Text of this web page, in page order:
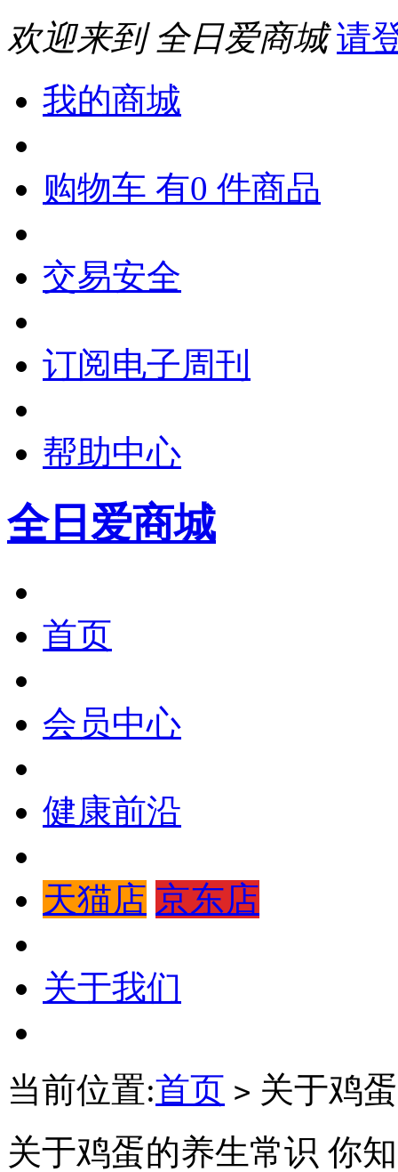
欢迎来到 全日爱商城 请
我的商城
购物车 有0 件商品
交易安全
订阅电子周刊
帮助中心
全日爱商城
首页
会员中心
健康前沿
天猫店 京东店
关于我们
当前位置:首页 > 关于鸡
关于鸡蛋的养生常识 你